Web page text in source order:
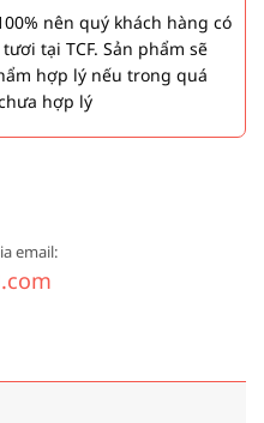
nên quý khách hàng có
tại TCF. Sản phẩm sẽ
hợp lý nếu trong quá
hợp lý
email: